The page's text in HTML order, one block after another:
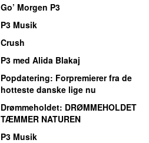
Go’ Morgen P3
P3 Musik
Crush
P3 med Alida Blakaj
Popdatering: Forpremierer fra de
hotteste danske lige nu
Drømmeholdet: DRØMMEHOLDET
TÆMMER NATUREN
P3 Musik